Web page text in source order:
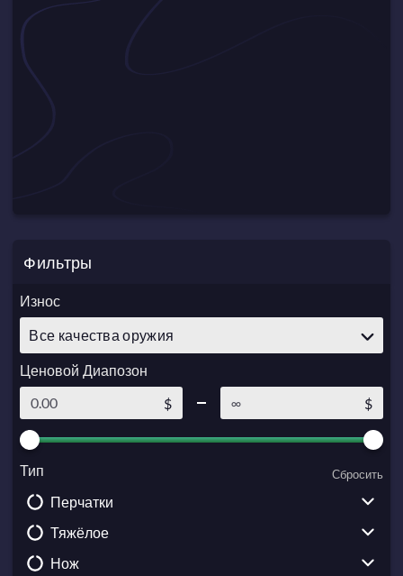
Фильтры
Износ
Все качества оружия
Ценовой Диапозон
$ $
Тип Сбросить
Перчатки
Driver Gloves
Broken Fang Gloves
Тяжёлое
Sawed-Off
Нож